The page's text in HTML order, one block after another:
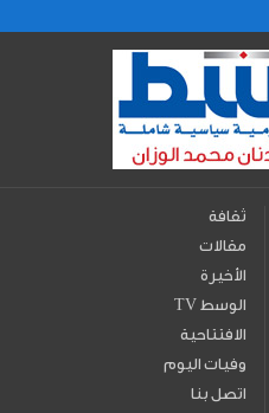
ثقافة
مقالات
الأخيرة
TV الوسط
الافتتاحية
وفيات اليوم
اتصل بنا